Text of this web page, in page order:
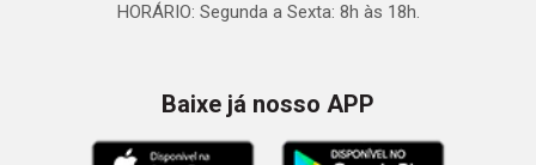
HORÁRIO: Segunda a Sexta: 8h às 18h.
Baixe já nosso APP